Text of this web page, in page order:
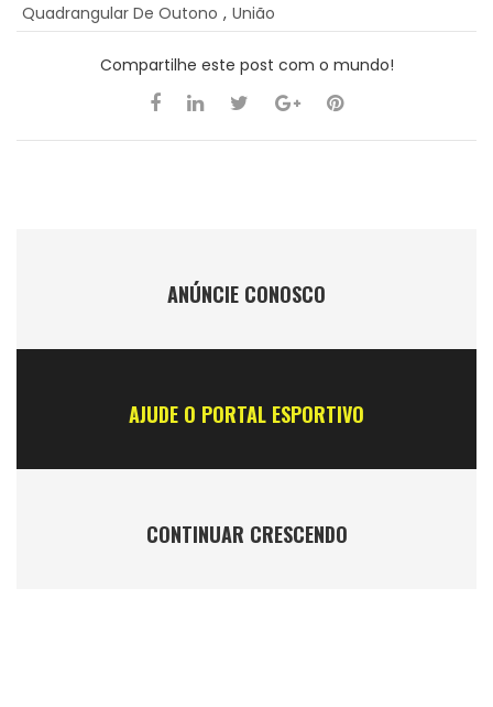
Quadrangular De Outono , União
Compartilhe este post com o mundo!
ANÚNCIE CONOSCO
AJUDE O PORTAL ESPORTIVO
CONTINUAR CRESCENDO